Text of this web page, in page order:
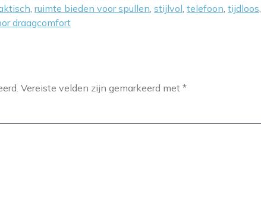
, ruimte bieden voor spullen, stijlvol, telefoon, tijdloos,
draagcomfort
Vereiste velden zijn gemarkeerd met *